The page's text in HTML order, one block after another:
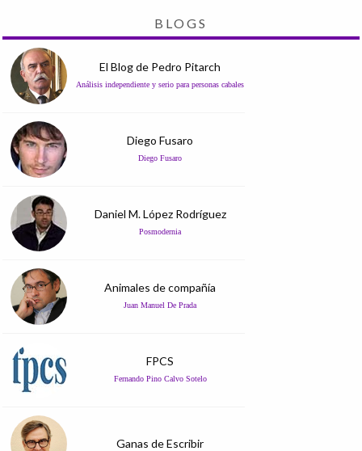
BLOGS
El Blog de Pedro Pitarch
Análisis independiente y serio para personas cabales
Diego Fusaro
Diego Fusaro
Daniel M. López Rodríguez
Posmodernia
Animales de compañía
Juan Manuel De Prada
FPCS
Fernando Pino Calvo Sotelo
Ganas de Escribir